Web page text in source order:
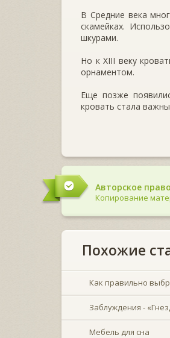
В Средние века
скамейках.
шкурами.
Но к XIII веку
орнаментом.
Еще позже
кровать стала
Авторское
Копирование
Похожие
Как правильно
Заблуждения -
Мебель для сна